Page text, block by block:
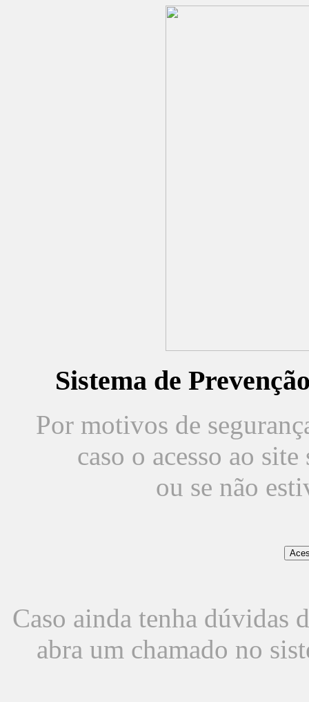
Sistema de
Por motivos de
caso o acesso ao
ou se não
Caso ainda tenha dúvidas
abra um chamado no